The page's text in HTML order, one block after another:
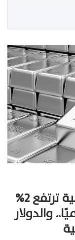
«مرصد الذهب»: الفضة المحلية ترتفع 2%
10.3% عالميًا.. والدولار